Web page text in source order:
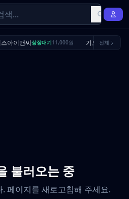
아이앤씨상장대기11,000원 기도산업 수요예
전체
불러오는 중
페이지를 새로고침해 주세요.